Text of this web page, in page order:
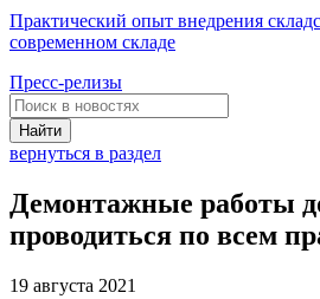
Практический опыт внедрения
современном складе
Пресс-релизы
Найти
вернуться в раздел
Демонтажные работы
проводиться по всем
19 августа 2021